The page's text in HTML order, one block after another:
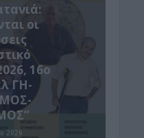
οι
16ο
ΓΗ-
2026